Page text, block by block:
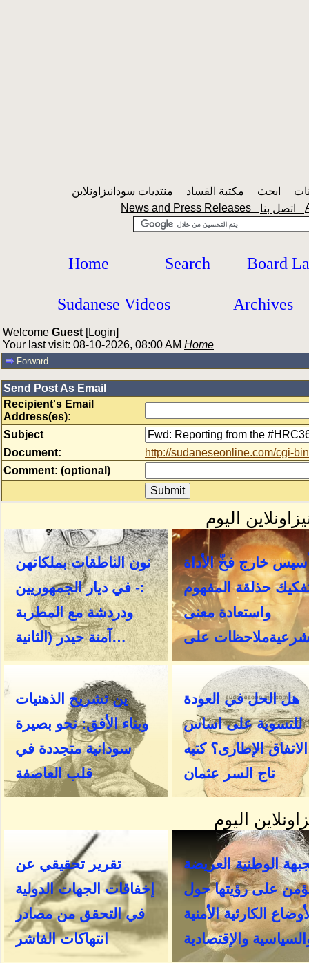
News and Press Releases
Home Search Board
Sudanese Videos Archives
Welcome Guest [Login]
Your last visit: 08-10-2026, 08:00 AM Home
Forward
Send Post As Email
Recipient's Email
Address(es):
Subject
Document:
http://sudaneseonline.com/cgi-
Comment: (optional)